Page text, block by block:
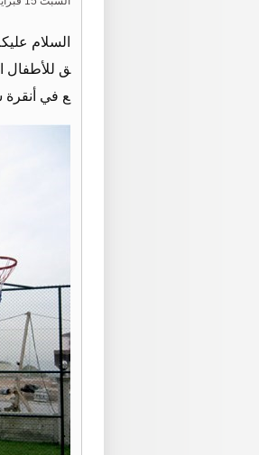
السلام
ع في أنقرة